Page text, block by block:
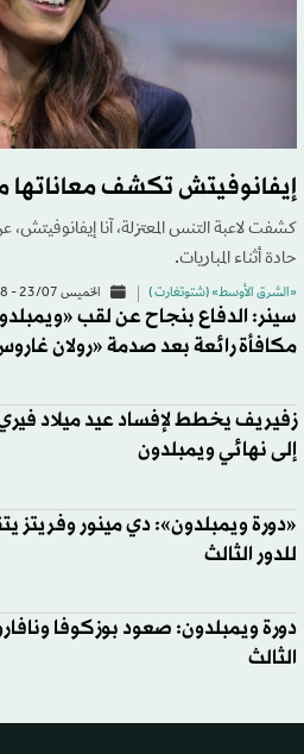
إيفانوفيتش تكشف معاناتها
كشفت لاعبة التنس المعتزلة، آنا إيفانوفيتش،
حادة أثناء المباريات.
«الشرق الأوسط» (شتوتغارت ) الخميس 23/07 - 12:48
سينر: الدفاع بنجاح عن لقب
مكافأة رائعة بعد صدمة «رولان
زفيريف يخطط لإفساد عيد ميلاد فيري
إلى نهائي ويمبلدون
«دورة ويمبلدون»: دي مينور وفريتز
للدور الثالث
دورة ويمبلدون: صعود بوزكوفا
الثالث